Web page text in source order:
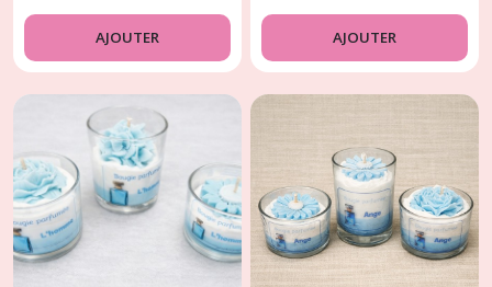
AJOUTER AJOUTER